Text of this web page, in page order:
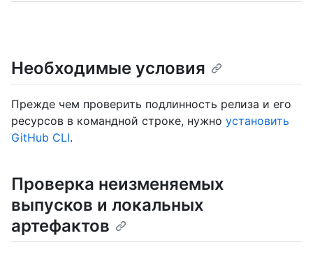
Необходимые условия
Прежде чем проверить подлинность релиза и его
ресурсов в командной строке, нужно установить
GitHub CLI.
Проверка неизменяемых
выпусков и локальных
артефактов